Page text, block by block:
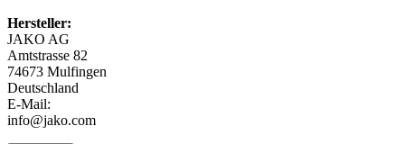
Hersteller:
JAKO AG
Amtstrasse 82
74673 Mulfingen
Deutschland
E-Mail:
info@jako.com